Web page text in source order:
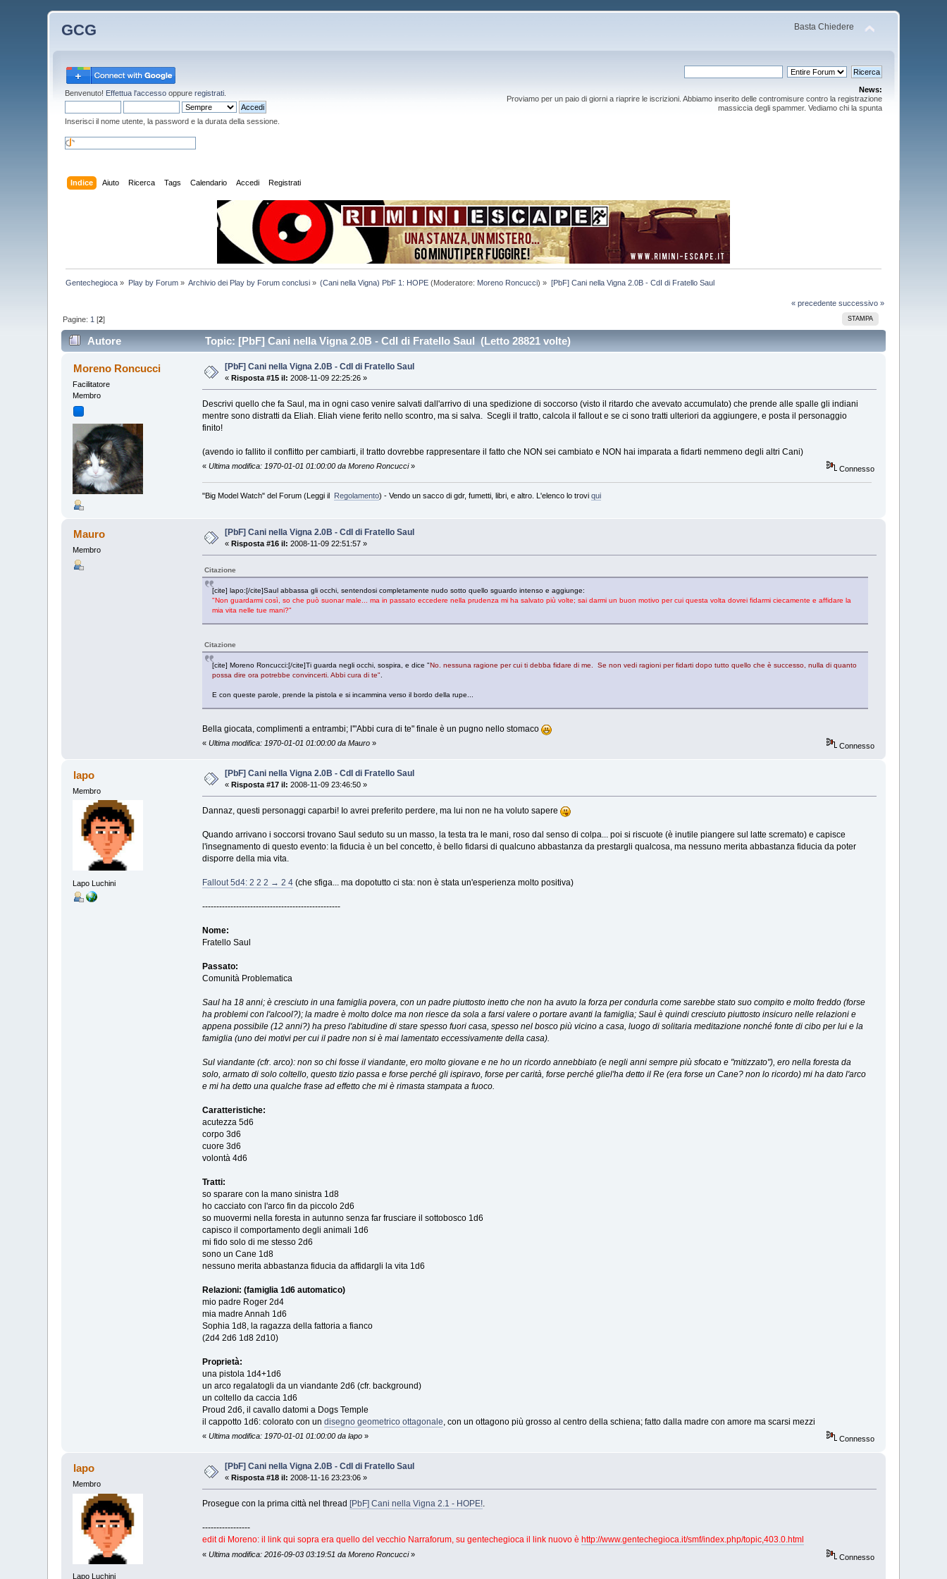
GCG Basta Chiedere
Benvenuto! Effettua l'accesso oppureregistrati
Inserisci il nome utente, la password e la durata della sessione.
News:
Proviamo per un paio di giorni a riaprire le iscrizioni. Abbiamo inserito delle contromisure contro la registrazione
massiccia degli spammer. Vediamo chi la spunta
Indice Aiuto Ricerca Tags Calendario Accedi Registrati
Gentechegioca » Play by Forum» Archivio dei Play by Forum conclusi » (Cani nella Vigna) PbF 1: HOPE (Moderatore: Moreno Roncucci) » [PbF] Cani nella Vigna 2.0B - CdI di Fratello Saul
« precedente successivo »
STAMPA
Pagine: 1 [2]
Autore Topic: [PbF] Cani nella Vigna 2.0B - CdI di Fratello Saul (Letto 28821 volte)
Moreno Roncucci
Facilitatore
Membro
[PbF] Cani nella Vigna 2.0B - CdI di Fratello Saul
« Risposta #15 il: 2008-11-09 22:25:26 »
Descrivi quello che fa Saul, ma in ogni caso venire salvati dall'arrivo di una spedizione di soccorso (visto il ritardo che avevato accumulato) che prende alle spalle gli indiani
mentre sono distratti da Eliah. Eliah viene ferito nello scontro, ma si salva. Scegli il tratto, calcola il fallout e se ci sono tratti ulteriori da aggiungere, e posta il personaggio
finito!
(avendo io fallito il conflitto per cambiarti, il tratto dovrebbe rappresentare il fatto che NON sei cambiato e NON hai imparata a fidarti nemmeno degli altri Cani)
« Ultima modifica: 1970-01-01 01:00:00 da Moreno Roncucci» Connesso
"Big Model Watch" del Forum (Leggi il Regolamento) - Vendo un sacco di gdr, fumetti, libri, e altro. L'elenco lo trovi qui
Mauro
Membro
[PbF] Cani nella Vigna 2.0B - CdI di Fratello Saul
«Risposta #16 il: 2008-11-09 22:51:57 »
Citazione
[cite] lapo:[/cite]Saul abbassa gli occhi, sentendosi completamente nudo sotto quello sguardo intenso e aggiunge:
"Non guardarmi così, so che può suonar male... ma in passato eccedere nella prudenza mi ha salvato più volte; sai darmi un buon motivo per cui questa volta dovrei fidarmi ciecamente e affidare la
mia vita nelle tue mani?"
Citazione
[cite] Moreno Roncucci:[/cite]Ti guarda negli occhi, sospira, e dice "No. nessuna ragione per cui ti debba fidare di me. Se non vedi ragioni per fidarti dopo tutto quello che è successo, nulla di quanto
possa dire ora potrebbe convincerti. Abbi cura di te"
E con queste parole, prende la pistola e si incammina verso il bordo della rupe...
Bella giocata, complimenti a entrambi; l'"Abbi cura di te" finale è un pugno nello stomaco
« Ultima modifica: 1970-01-01 01:00:00 da Mauro» Connesso
lapo
Membro
Lapo Luchini
[PbF] Cani nella Vigna 2.0B - CdI di Fratello Saul
« Risposta #17 il: 2008-11-09 23:46:50 »
Dannaz, questi personaggi caparbi! Io avrei preferito perdere, ma lui non ne ha voluto sapere
Quando arrivano i soccorsi trovano Saul seduto su un masso, la testa tra le mani, roso dal senso di colpa... poi si riscuote (è inutile piangere sul latte scremato) e capisce
l'insegnamento di questo evento: la fiducia è un bel concetto, è bello fidarsi di qualcuno abbastanza da prestargli qualcosa, ma nessuno merita abbastanza fiducia da poter
disporre della mia vita.
Fallout 5d4: 2 2 2 → 2 4(che sfiga... ma dopotutto ci sta: non è stata un'esperienza molto positiva)
-------------------------------------------------
Nome:
Fratello Saul
Passato:
Comunità Problematica
Saul ha 18 anni; è cresciuto in una famiglia povera, con un padre piuttosto inetto che non ha avuto la forza per condurla come sarebbe stato suo compito e molto freddo (forse
ha problemi con l'alcool?); la madre è molto dolce ma non riesce da sola a farsi valere o portare avanti la famiglia; Saul è quindi cresciuto piuttosto insicuro nelle relazioni e
appena possibile (12 anni?) ha preso l'abitudine di stare spesso fuori casa, spesso nel bosco più vicino a casa, luogo di solitaria meditazione nonché fonte di cibo per lui e la
famiglia (uno dei motivi per cui il padre non si è mai lamentato eccessivamente della casa).
Sul viandante (cfr. arco): non so chi fosse il viandante, ero molto giovane e ne ho un ricordo annebbiato (e negli anni sempre più sfocato e "mitizzato"), ero nella foresta da
solo, armato di solo coltello, questo tizio passa e forse perché gli ispiravo, forse per carità, forse perché gliel'ha detto il Re (era forse un Cane? non lo ricordo) mi ha dato l'arco
e mi ha detto una qualche frase ad effetto che mi è rimasta stampata a fuoco.
Caratteristiche:
acutezza 5d6
corpo 3d6
cuore 3d6
volontà 4d6
Tratti:
so sparare con la mano sinistra 1d8
ho cacciato con l'arco fin da piccolo 2d6
so muovermi nella foresta in autunno senza far frusciare il sottobosco 1d6
capisco il comportamento degli animali 1d6
mi fido solo di me stesso 2d6
sono un Cane 1d8
nessuno merita abbastanza fiducia da affidargli la vita 1d6
Relazioni: (famiglia 1d6 automatico)
mio padre Roger 2d4
mia madre Annah 1d6
Sophia 1d8, la ragazza della fattoria a fianco
(2d4 2d6 1d8 2d10)
Proprietà:
una pistola 1d4+1d6
un arco regalatogli da un viandante 2d6 (cfr. background)
un coltello da caccia 1d6
Proud 2d6, il cavallo datomi a Dogs Temple
il cappotto 1d6: colorato con un disegno geometrico ottagonale, con un ottagono più grosso al centro della schiena; fatto dalla madre con amore ma scarsi mezzi
« Ultima modifica: 1970-01-01 01:00:00 da lapo» Connesso
lapo
Membro
Lapo Luchini
[PbF] Cani nella Vigna 2.0B - CdI di Fratello Saul
« Risposta #18 il: 2008-11-16 23:23:06 »
Prosegue con la prima città nel thread [PbF] Cani nella Vigna 2.1 - HOPE!.
-----------------
edit di Moreno: il link qui sopra era quello del vecchio Narraforum, su gentechegioca il link nuovo è http://www.gentechegioca.it/smf/index.php/topic,403.0.html
« Ultima modifica: 2016-09-03 03:19:51 da Moreno Roncucci» Connesso